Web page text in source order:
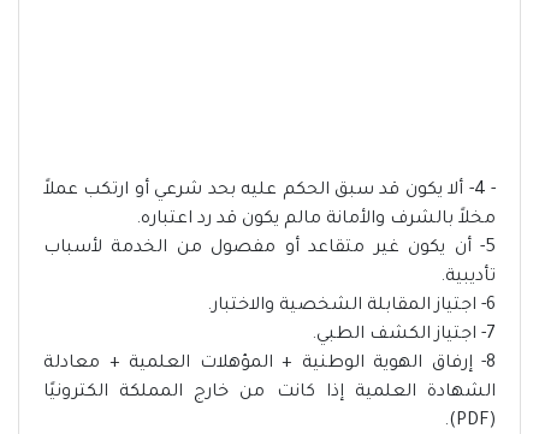
- 4- ألا يكون قد سبق الحكم عليه بحد شرعي أو ارتكب عملاً
مخلاً بالشرف والأمانة مالم يكون قد رد اعتباره.
5- أن يكون غير متقاعد أو مفصول من الخدمة لأسباب
تأديبية.
6- اجتياز المقابلة الشخصية والاختبار.
7- اجتياز الكشف الطبي.
8- إرفاق الهوية الوطنية + المؤهلات العلمية + معادلة
الشهادة العلمية إذا كانت من خارج المملكة الكترونيًا
(PDF).